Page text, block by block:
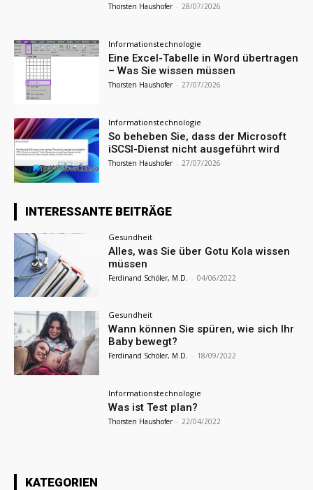
Thorsten Haushofer - 28/07/2026
Informationstechnologie
Eine Excel-Tabelle in Word übertragen
– Was Sie wissen müssen
Thorsten Haushofer - 27/07/2026
Informationstechnologie
So beheben Sie, dass der Microsoft
iSCSI-Dienst nicht ausgeführt wird
Thorsten Haushofer - 27/07/2026
INTERESSANTE BEITRÄGE
Gesundheit
Alles, was Sie über Gotu Kola wissen
müssen
Ferdinand Schöler, M.D. - 04/06/2022
Gesundheit
Wann können Sie spüren, wie sich Ihr
Baby bewegt?
Ferdinand Schöler, M.D. - 18/09/2022
Informationstechnologie
Was ist Test plan?
Thorsten Haushofer - 22/04/2022
KATEGORIEN